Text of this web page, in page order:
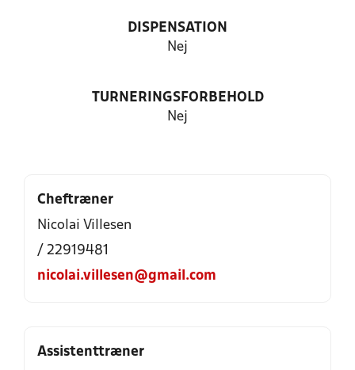
DISPENSATION
Nej
TURNERINGSFORBEHOLD
Nej
Cheftræner
Nicolai Villesen
/ 22919481
nicolai.villesen@gmail.com
Assistenttræner